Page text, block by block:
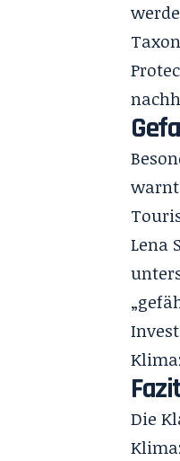
Lena
Die